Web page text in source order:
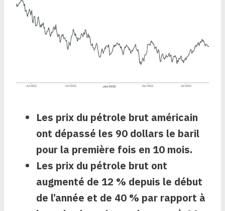
Les prix du pétrole brut américain
ont dépassé les 90 dollars le baril
pour la première fois en 10 mois.
Les prix du pétrole brut ont
augmenté de 12 % depuis le début
de l’année et de 40 % par rapport à